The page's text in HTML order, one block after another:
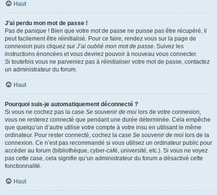
Haut
J’ai perdu mon mot de passe !
Pas de panique ! Bien que votre mot de passe ne puisse pas être récupéré, il
peut facilement être réinitialisé. Pour ce faire, rendez vous sur la page de
connexion puis cliquez sur J’ai oublié mon mot de passe. Suivez les
instructions énoncées et vous devriez pouvoir à nouveau vous connecter.
Si toutefois vous ne parveniez pas à réinitialiser votre mot de passe, contactez
un administrateur du forum.
Haut
Pourquoi suis-je automatiquement déconnecté ?
Si vous ne cochez pas la case Se souvenir de moi lors de votre connexion,
vous ne resterez connecté que pendant une durée déterminée. Cela empêche
que quelqu’un d’autre utilise votre compte à votre insu en utilisant le même
ordinateur. Pour rester connecté, cochez la case Se souvenir de moi lors de la
connexion. Ce n’est pas recommandé si vous utilisez un ordinateur public pour
accéder au forum (bibliothèque, cyber-café, université, etc.). Si vous ne voyez
pas cette case, cela signifie qu’un administrateur du forum a désactivé cette
fonctionnalité.
Haut